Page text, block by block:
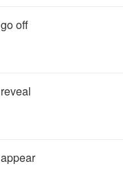
go off
reveal
appear